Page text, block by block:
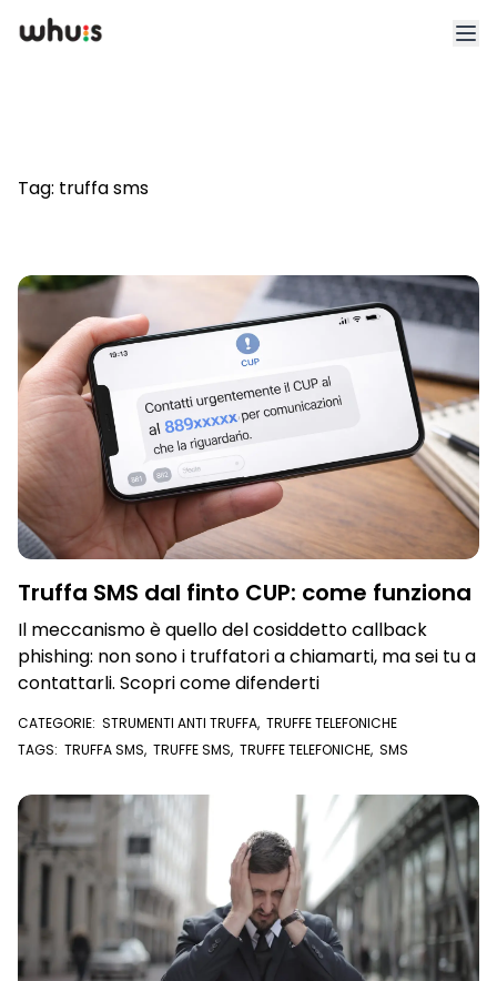
Blog
App
Whuis per lo sport
Accedi Registrati
Tag: truffa sms
Truffa SMS dal finto CUP: come funziona
Il meccanismo è quello del cosiddetto callback
phishing: non sono i truffatori a chiamarti, ma sei tu a
contattarli. Scopri come difenderti
CATEGORIE: STRUMENTI ANTI TRUFFA, TRUFFE TELEFONICHE
TAGS: TRUFFA SMS, TRUFFE SMS, TRUFFE TELEFONICHE, SMS